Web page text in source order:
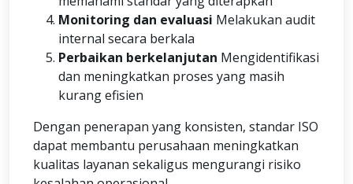
Monitoring dan evaluasi Melakukan audit
internal secara berkala
Perbaikan berkelanjutan Mengidentifikasi
dan meningkatkan proses yang masih
kurang efisien
Dengan penerapan yang konsisten, standar ISO
dapat membantu perusahaan meningkatkan
kualitas layanan sekaligus mengurangi risiko